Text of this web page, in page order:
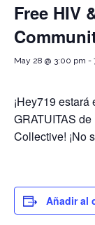
Free HIV
May 28 @ 3:00 pm -
¡Hey719
GRATUITAS
Collective! ¡No
Añadir al